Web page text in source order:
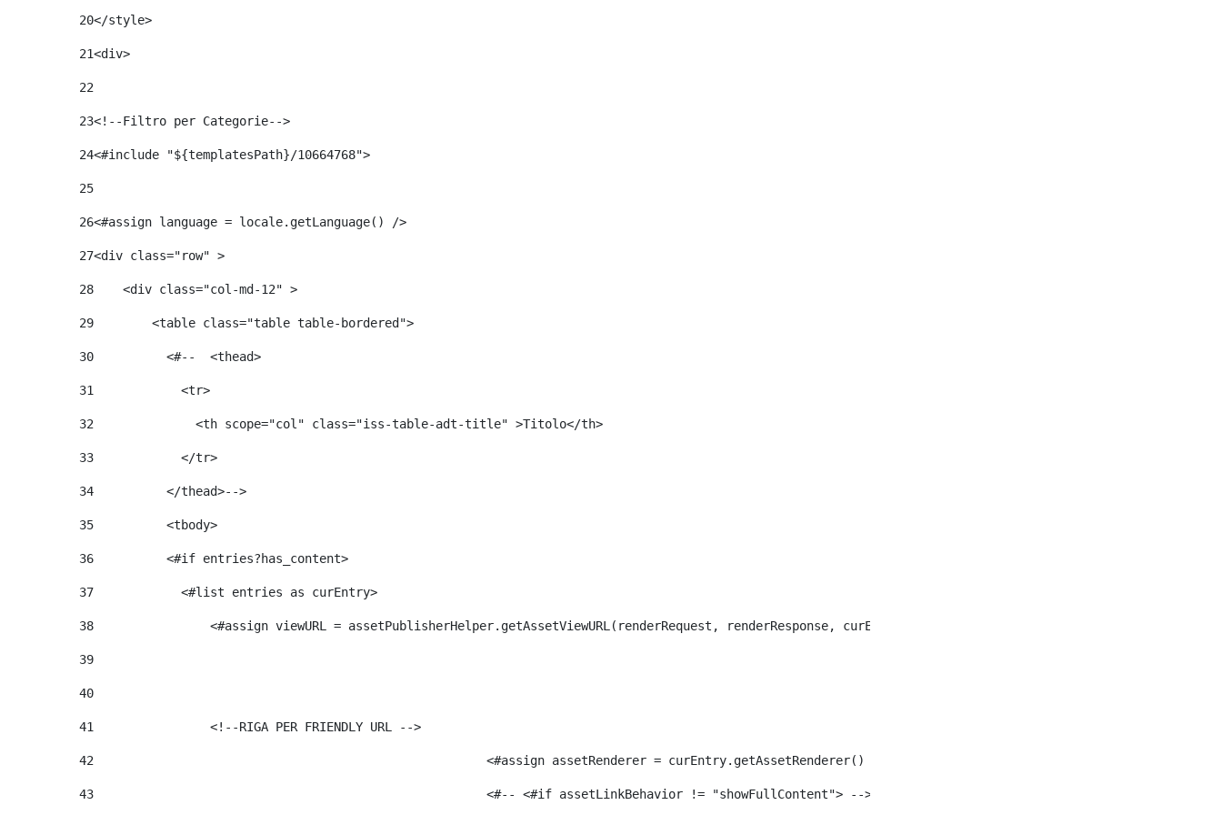
20</style>
21<div>
22
23<!--Filtro per Categorie-->
24
25
26<#assign language = locale.getLanguage() />
27<div class="row" >
28
    <div class="col-md-12" >
29
        <table class="table table-bordered">
30
          <#--  <thead>
31
            <tr>
32
              <th scope="col" class="iss-table-adt-title" >Titolo</th>
33
            </tr>
34
          </thead>-->
35
          <tbody>
36
          <#if entries?has_content>
37
            <#list entries as curEntry>
38
                <#assign viewURL = assetPublisherHelper.getAssetViewURL(renderRequest, renderResponse, curEntry) />
39
40
41
                <!--RIGA PER FRIENDLY URL -->
42
							<#assign assetRenderer = curEntry.getAssetRenderer() />
43
							<#-- <#if assetLinkBehavior != "showFullContent"> -->